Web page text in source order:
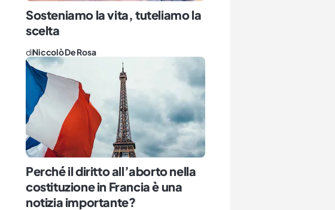
Sosteniamo la vita, tuteliamo la
scelta
diNiccolò De Rosa
Perché il diritto all’aborto nella
costituzione in Francia è una
notizia importante?